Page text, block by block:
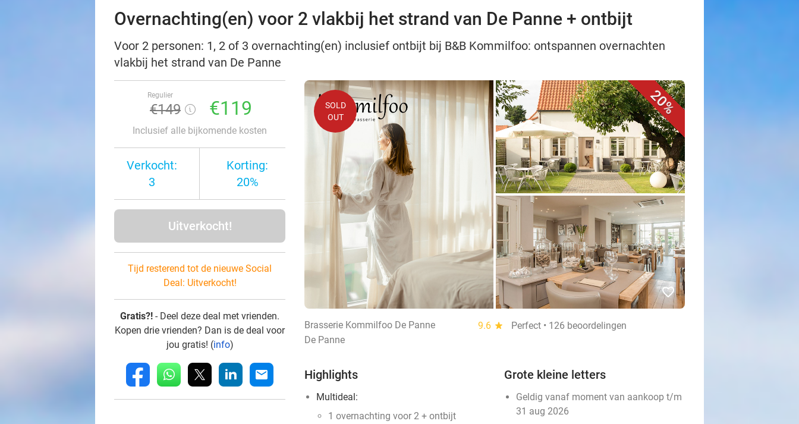
Overnachting(en) voor 2 vlakbij het strand van De Panne + ontbijt
Voor 2 personen: 1, 2 of 3 overnachting(en) inclusief ontbijt bij B&B Kommilfoo: ontspannen overnachten
vlakbij het strand van De Panne
Regulier
€149 €119
Inclusief alle bijkomende kosten
Verkocht:
3
Korting:
20%
Uitverkocht!
Tijd resterend tot de nieuwe Social
Deal: Uitverkocht!
Gratis?! - Deel deze deal met vrienden.
Kopen drie vrienden? Dan is de deal voor
jou gratis! (info)
fb whatsapp linkedin mail
20%
SOLD
OUT
favorite_border
Brasserie Kommilfoo De Panne 9.6 star
Perfect • 126 beoordelingen
De Panne
Highlights
Multideal:
1 overnachting voor 2 + ontbijt
Grote kleine letters
Geldig vanaf moment van aankoop t/m
31 aug 2026